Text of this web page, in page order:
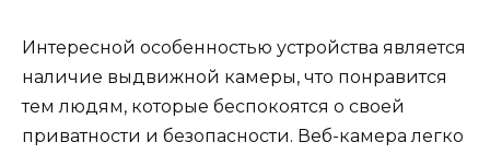
Интересной особенностью устройства является
наличие выдвижной камеры, что понравится
тем людям, которые беспокоятся о своей
приватности и безопасности. Веб-камера легко